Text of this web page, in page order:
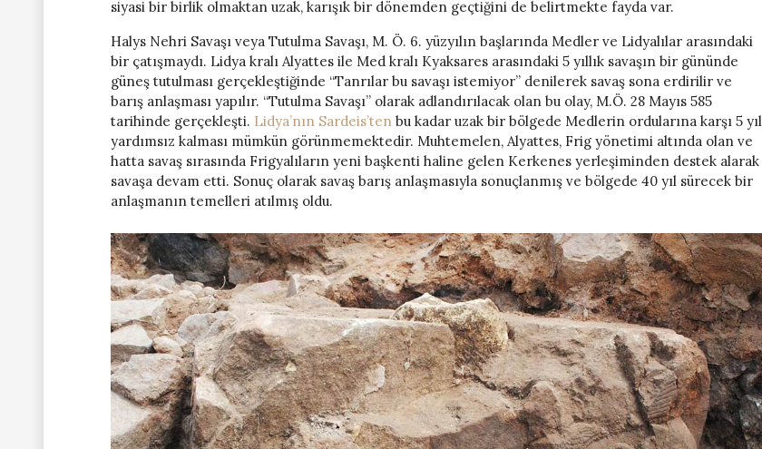
siyasi bir birlik olmaktan uzak, karışık bir dönemden geçtiğini de belirtmekte fayda var.
Halys Nehri Savaşı veya Tutulma Savaşı, M. Ö. 6. yüzyılın başlarında Medler ve Lidyalılar arasındaki
bir çatışmaydı. Lidya kralı Alyattes ile Med kralı Kyaksares arasındaki 5 yıllık savaşın bir gününde
güneş tutulması gerçekleştiğinde “Tanrılar bu savaşı istemiyor” denilerek savaş sona erdirilir ve
barış anlaşması yapılır. “Tutulma Savaşı” olarak adlandırılacak olan bu olay, M.Ö. 28 Mayıs 585
tarihinde gerçekleşti. Lidya’nın Sardeis’ten bu kadar uzak bir bölgede Medlerin ordularına karşı 5 yıl
yardımsız kalması mümkün görünmemektedir. Muhtemelen, Alyattes, Frig yönetimi altında olan ve
hatta savaş sırasında Frigyalıların yeni başkenti haline gelen Kerkenes yerleşiminden destek alarak
savaşa devam etti. Sonuç olarak savaş barış anlaşmasıyla sonuçlanmış ve bölgede 40 yıl sürecek bir
anlaşmanın temelleri atılmış oldu.